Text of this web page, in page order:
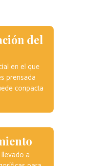
del
en el que
prensada
conpacta
a